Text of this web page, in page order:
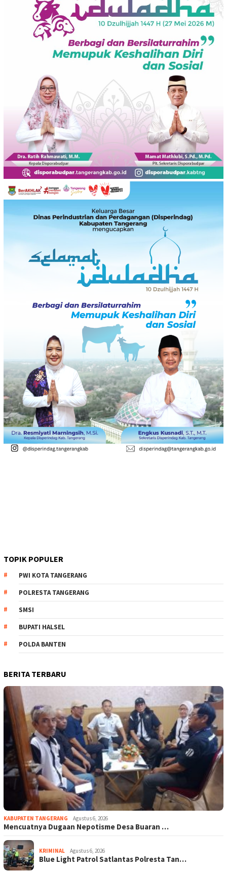
TOPIK POPULER
PWI KOTA TANGERANG
POLRESTA TANGERANG
SMSI
BUPATI HALSEL
POLDA BANTEN
BERITA TERBARU
KABUPATEN TANGERANG Agustus 6, 2026
Mencuatnya Dugaan Nepotisme Desa Buaran …
KRIMINAL Agustus 6, 2026
Blue Light Patrol Satlantas Polresta Tan…